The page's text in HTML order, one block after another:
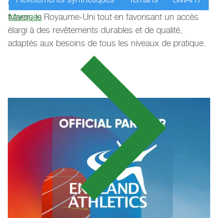
vise à moderniser les infrastructures sportives à
travers le Royaume-Uni tout en favorisant un accès
élargi à des revêtements durables et de qualité,
adaptés aux besoins de tous les niveaux de pratique.
Marques